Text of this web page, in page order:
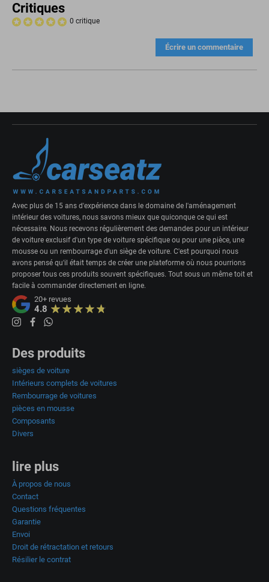
Critiques
0 critique
Écrire un commentaire
Avec plus de 15 ans d'expérience dans le domaine de l'aménagement
intérieur des voitures, nous savons mieux que quiconque ce qui est
nécessaire. Nous recevons régulièrement des demandes pour un intérieur
de voiture exclusif d'un type de voiture spécifique ou pour une pièce, une
mousse ou un rembourrage d'un siège de voiture. C'est pourquoi nous
avons pensé qu'il était temps de créer une plateforme où nous pourrions
proposer tous ces produits souvent spécifiques. Tout sous un même toit et
facile à commander directement en ligne.
20+ revues
4.8
Des produits
sièges de voiture
Intérieurs complets de voitures
Rembourrage de voitures
pièces en mousse
Composants
Divers
lire plus
À propos de nous
Contact
Questions fréquentes
Garantie
Envoi
Droit de rétractation et retours
Résilier le contrat